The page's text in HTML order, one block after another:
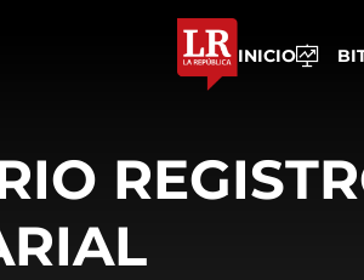
INICIO